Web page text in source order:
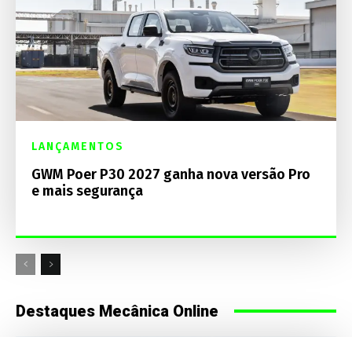
LANÇAMENTOS
GWM Poer P30 2027 ganha nova versão Pro
e mais segurança
Destaques Mecânica Online